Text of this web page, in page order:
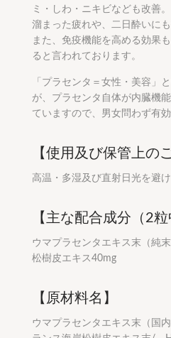
ミ・しわ・ニキビなども改善。
溜まった疲れや、二日酔いに
また、免疫機能を高める効果
ると言われております。
「プラセンタ＝女性・美容」
が、プラセンタ自体が内臓機
ていますので、男女問わず有
【使用及び保管上の
高温・多湿及び直射日光を避
【主な配合成分（2粒
ウマプラセンタエキス末（純
松樹皮エキス40mg
【原材料名】
ウマプラセンタエキス末（国